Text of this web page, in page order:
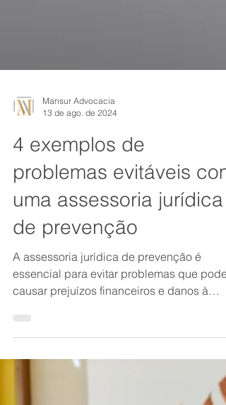
13 de ago. de 2024
4 exemplos de
problemas evitáveis com
uma assessoria jurídica
de prevenção
A assessoria jurídica de prevenção é
essencial para evitar problemas que
causar prejuízos financeiros e danos à